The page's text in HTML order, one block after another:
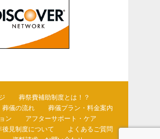
葬祭費補助制度とは！？
葬儀の流れ
葬儀プラン・料金案内
ン
アフターサポート・ケア
後見制度について
よくあるご質問